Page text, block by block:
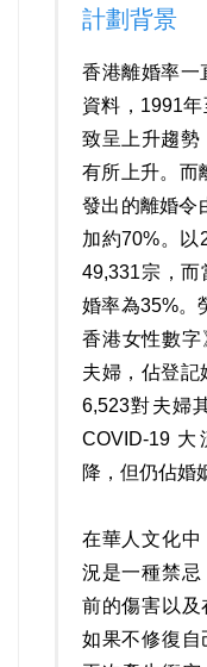
計劃背景
香港離婚率一
資料，1991
致呈上升趨勢
有所上升。而
發出的離婚令
加約70%。以
49,331宗，
婚率為35%。
香港女性數字
夫婦，佔登記
6,523對夫婦
COVID-19
降，但仍佔婚
在華人文化中
況是一種禁忌
前的傷害以及
如果不修復自